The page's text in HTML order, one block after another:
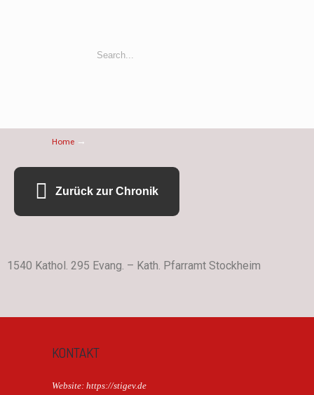
Home →
Zurück zur Chronik
1540 Kathol. 295 Evang. – Kath. Pfarramt Stockheim
KONTAKT
Website: https://stigev.de